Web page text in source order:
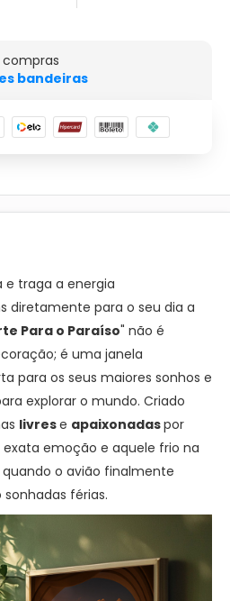
compras
bandeiras
traga a energia
diretamente para o seu dia a
Para o Paraíso" não é
é uma janela
para os seus maiores sonhos e
explorar o mundo. Criado
livrese apaixonadaspor
emoção e aquele frio na
o avião finalmente
férias.